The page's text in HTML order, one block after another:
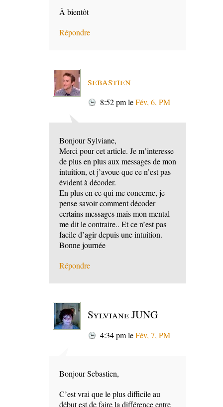
À bientôt
Répondre
sebastien
8:52 pmleFév, 6, PM
Bonjour Sylviane,
Merci pour cet article. Je m’interesse
de plus en plus aux messages de mon
intuition, et j’avoue que ce n’est pas
évident à décoder.
En plus en ce qui me concerne, je
pense savoir comment décoder
certains messages mais mon mental
me dit le contraire.. Et ce n’est pas
facile d’agir depuis une intuition.
Bonne journée
Répondre
Sylviane JUNG
4:34 pmleFév, 7, PM
Bonjour Sebastien,
C’est vrai que le plus difficile au
début est de faire la différence entre